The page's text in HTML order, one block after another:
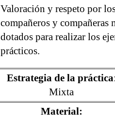
Valoración y respeto por
compañeros y compañeras
dotados para realizar los
prácticos.
Estrategia de la práctica
Mixta
Material: